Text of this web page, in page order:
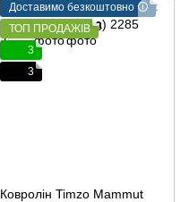
Доставимо безкоштовно 🛈
ТОП ПРОДАЖІВ
3
3
Ковролін Timzo Mammut